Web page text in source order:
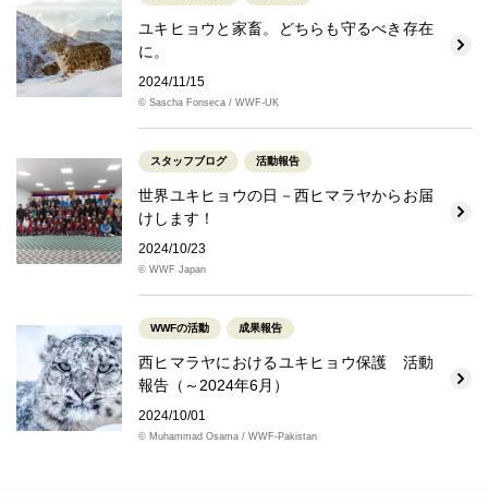
ユキヒョウと家畜。どちらも守るべき存在
に。
2024/11/15
© Sascha Fonseca / WWF-UK
スタッフブログ 活動報告
世界ユキヒョウの日－西ヒマラヤからお届
けします！
2024/10/23
© WWF Japan
WWFの活動 成果報告
西ヒマラヤにおけるユキヒョウ保護 活動
報告（～2024年6月）
2024/10/01
© Muhammad Osama / WWF-Pakistan